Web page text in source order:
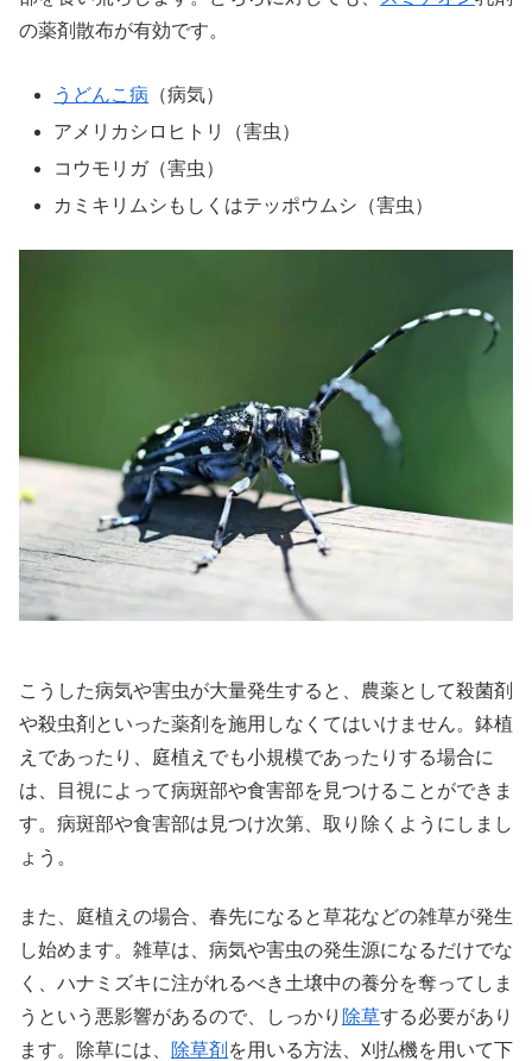
の薬剤散布が有効です。
うどんこ病 （病気）
アメリカシロヒトリ（害虫）
コウモリガ（害虫）
カミキリムシもしくはテッポウムシ（害虫）
こうした病気や害虫が大量発生すると、農薬として殺菌剤
や殺虫剤といった薬剤を施用しなくてはいけません。鉢植
えであったり、庭植えでも小規模であったりする場合に
は、目視によって病斑部や食害部を見つけることができま
す。病斑部や食害部は見つけ次第、取り除くようにしまし
ょう。
また、庭植えの場合、春先になると草花などの雑草が発生
し始めます。雑草は、病気や害虫の発生源になるだけでな
く、ハナミズキに注がれるべき土壌中の養分を奪ってしま
うという悪影響があるので、しっかり 除草する必要があり
ます。除草には、
除草剤 を用いる方法、刈払機を用いて下
Facebook
はてブ
LINE
コピー